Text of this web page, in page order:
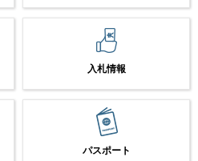
入札情報
パスポート